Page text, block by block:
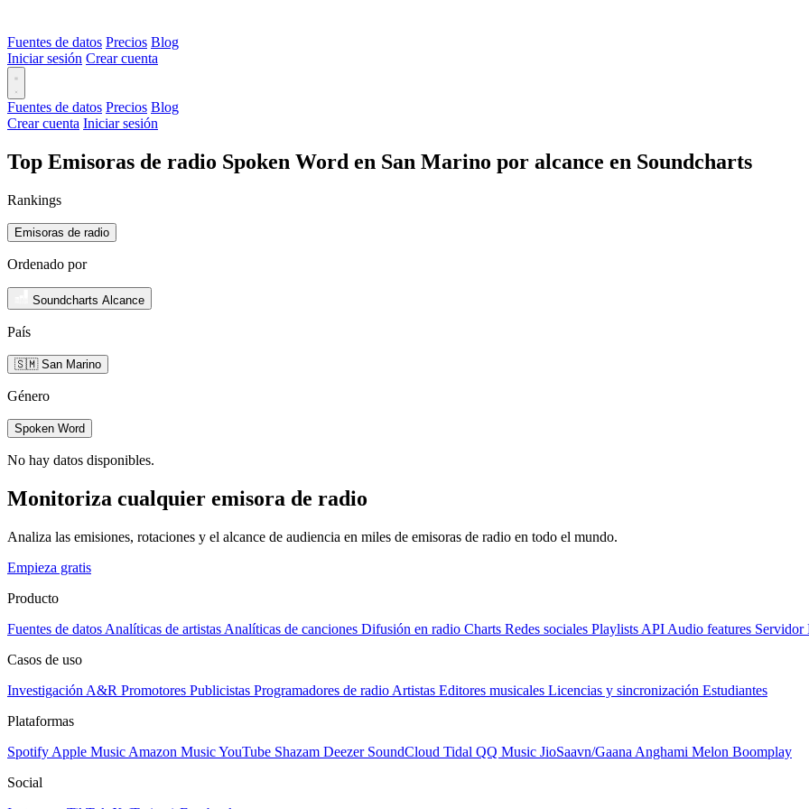
Fuentes de datos Precios Blog
Iniciar sesión Crear cuenta
Fuentes de datos Precios Blog
Crear cuenta Iniciar sesión
Top Emisoras de radio Spoken Word en San Marino por alcance en Soundcharts
Rankings
Emisoras de radio
Ordenado por
Soundcharts Alcance
País
🇸🇲 San Marino
Género
Spoken Word
No hay datos disponibles.
Monitoriza cualquier emisora de radio
Analiza las emisiones, rotaciones y el alcance de audiencia en miles de emisoras de radio en todo el mundo.
Empieza gratis
Producto
Fuentes de datos Analíticas de artistas Analíticas de canciones Difusión en radio Charts Redes sociales Playlists API Audio features Servidor
Casos de uso
Investigación A&R Promotores Publicistas Programadores de radio Artistas Editores musicales Licencias y sincronización Estudiantes
Plataformas
Spotify Apple Music Amazon MusicYouTube Shazam Deezer SoundCloud Tidal QQ Music JioSaavn/Gaana Anghami Melon Boomplay
Social